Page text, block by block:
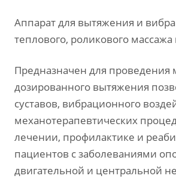
Аппарат для вытяжения и
теплового, роликового
Предназначен для проведения
дозированного вытяжения
суставов, вибрационного
механотерапевтических
лечении, профилактике и
пациентов с заболеваниями
двигательной и центральной